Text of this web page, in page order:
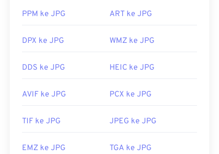
Tautan yang berguna:
Microsoft Photos
, dan aplikasi Mac OS seperti
JPEG, gunakan alat
Pengubah Ukuran Gambar
Dikembangkan oleh:
Joint Photographic Experts
Rilis Awal: 18 September 1992
Alat JPG Terkait:
dari gambar
PPM ke JPG ART ke JPG
DPX ke JPG WMZ ke JPG
DDS ke JPG HEIC ke JPG
AVIF ke JPG PCX ke JPG
TIF ke JPG JPEG ke JPG
EMZ ke JPG TGA ke JPG